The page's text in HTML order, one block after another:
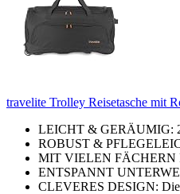
travelite Trolley Reisetasche mit
LEICHT & GERÄUMIG:
ROBUST &
MIT VIELEN FÄCHERN
ENTSPANNT
CLEVERES DESIGN: Die